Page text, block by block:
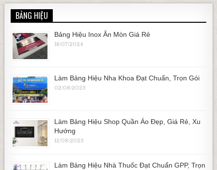
BẢNG HIỆU
Bảng Hiệu Inox Ăn Mòn Giá Rẻ
18/07/2024
Làm Bảng Hiệu Nha Khoa Đạt Chuẩn, Trọn Gói
02/08/2023
Làm Bảng Hiệu Shop Quần Áo Đẹp, Giá Rẻ, Xu
Hướng
12/08/2023
Làm Bảng Hiệu Nhà Thuốc Đạt Chuẩn GPP, Trọn